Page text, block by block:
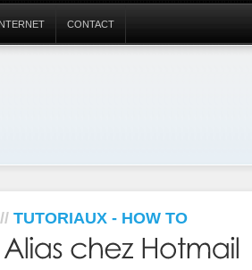
CONTACT
// TUTORIAUX - HOW TO